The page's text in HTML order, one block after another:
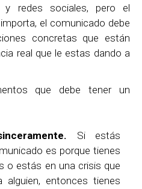
y redes sociales, pero el
el comunicado debe
concretas que están
real que le estas dando a
que debe tener un
Si estás
es porque tienes
o estás en una crisis que
entonces tienes